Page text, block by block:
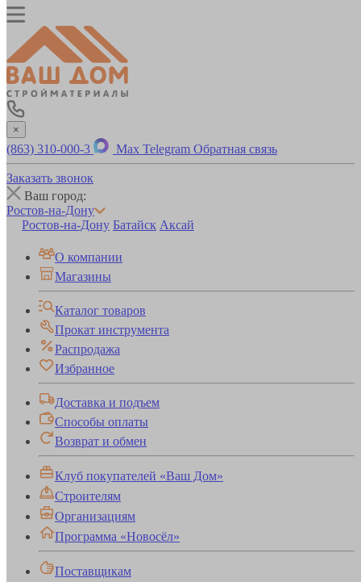
×
(863) 310-000-3 Max Telegram Обратная связь
Заказать звонок
Ваш город:
Ростов-на-Дону
Ростов-на-Дону Батайск Аксай
О компании
Магазины
Каталог товаров
Прокат инструмента
Распродажа
Избранное
Доставка и подъем
Способы оплаты
Возврат и обмен
Клуб покупателей «Ваш Дом»
Строителям
Организациям
Программа «Новосёл»
Поставщикам